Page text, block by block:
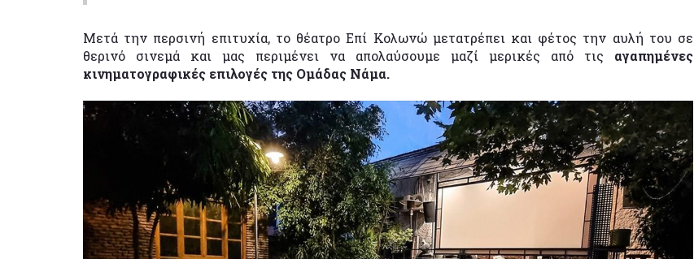
Μετά την περσινή επιτυχία, το θέατρο Επί Κολωνώ μετατρέπει και φέτος την αυλή του σε
θερινό σινεμά και μας περιμένει να απολαύσουμε μαζί μερικές από τις αγαπημένες
κινηματογραφικές επιλογές της Ομάδας Νάμα.